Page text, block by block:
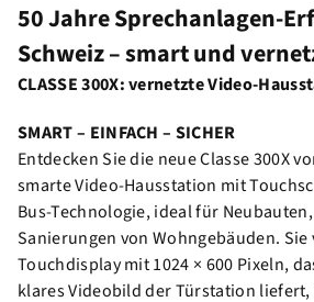
50 Jahre Sprechanlagen-
Schweiz – smart und
CLASSE 300X: vernetzte Video-
SMART – EINFACH – SICHER
Entdecken Sie die neue Classe 300X
smarte Video-Hausstation mit
Bus-Technologie, ideal für
Sanierungen von Wohngebäuden.
Touchdisplay mit 1024 × 600 Pixeln,
klares Videobild der Türstation